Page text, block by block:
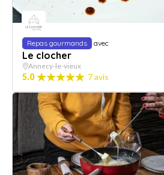
Repas gourmands avec
Le clocher
Annecy-le-vieux
5.0 7 avis